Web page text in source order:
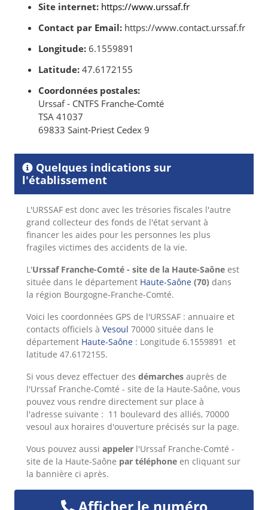
Site internet: https://www.urssaf.fr
Contact par Email: https://www.contact.urssaf.fr
Longitude: 6.1559891
Latitude: 47.6172155
Coordonnées postales:
Urssaf - CNTFS Franche-Comté
TSA 41037
69833 Saint-Priest Cedex 9
Quelques indications sur
l'établissement
L'URSSAF est donc avec les trésories fiscales l'autre
grand collecteur des fonds de l'état servant à
financer les aides pour les personnes les plus
fragiles victimes des accidents de la vie.
L'Urssaf Franche-Comté - site de la Haute-Saône est
située dans le département Haute-Saône (70) dans
la région Bourgogne-Franche-Comté.
Voici les coordonnées GPS de l'URSSAF : annuaire et
contacts officiels à Vesoul 70000 située dans le
département Haute-Saône : Longitude 6.1559891 et
latitude 47.6172155.
Si vous devez effectuer des démarches auprès de
l'Urssaf Franche-Comté - site de la Haute-Saône, vous
pouvez vous rendre directement sur place à
l'adresse suivante : 11 boulevard des alliés, 70000
vesoul aux horaires d'ouverture précisés sur la page.
Vous pouvez aussi appeler l'Urssaf Franche-Comté -
site de la Haute-Saône par téléphone en cliquant sur
la bannière ci après.